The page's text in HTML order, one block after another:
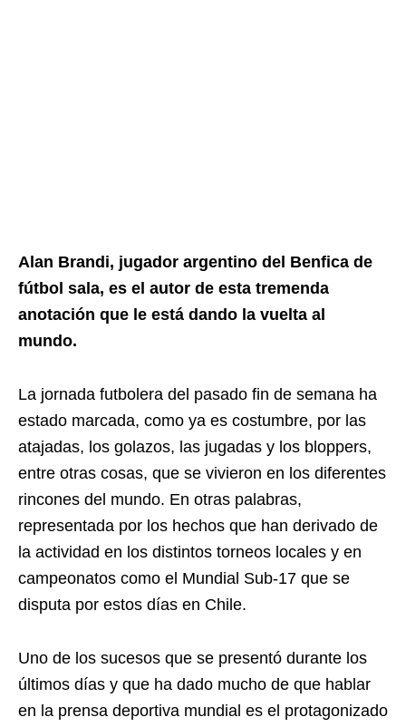
Alan Brandi, jugador argentino del Benfica de
fútbol sala, es el autor de esta tremenda
anotación que le está dando la vuelta al
mundo.
La jornada futbolera del pasado fin de semana ha
estado marcada, como ya es costumbre, por las
atajadas, los golazos, las jugadas y los bloppers,
entre otras cosas, que se vivieron en los diferentes
rincones del mundo. En otras palabras,
representada por los hechos que han derivado de
la actividad en los distintos torneos locales y en
campeonatos como el Mundial Sub-17 que se
disputa por estos días en Chile.
Uno de los sucesos que se presentó durante los
últimos días y que ha dado mucho de que hablar
en la prensa deportiva mundial es el protagonizado